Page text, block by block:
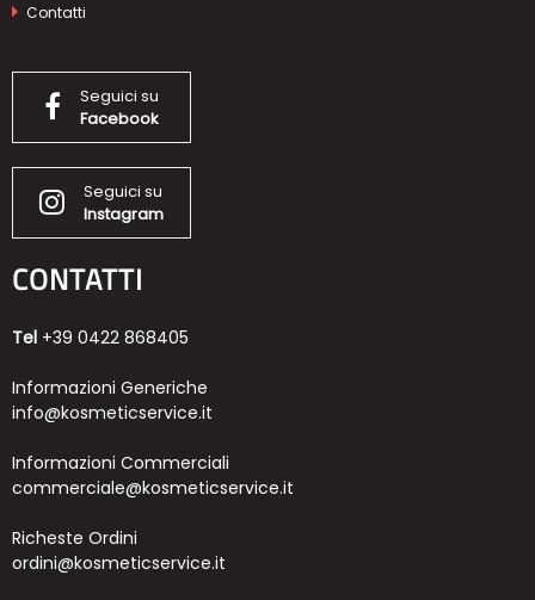
Contatti
Seguici su
Facebook
Seguici su
Instagram
CONTATTI
Tel +39 0422 868405
Informazioni Generiche
info@kosmeticservice.it
Informazioni Commerciali
commerciale@kosmeticservice.it
Richeste Ordini
ordini@kosmeticservice.it